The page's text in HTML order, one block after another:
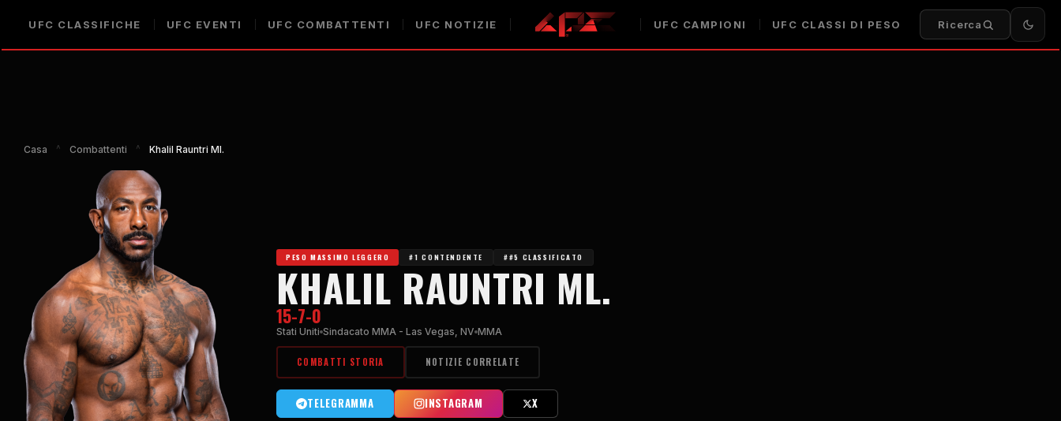
UFC CLASSIFICHE UFC EVENTI UFC COMBATTENTI UFC NOTIZIE UFC CAMPIONI UFC CLASSI DI PESO Ricerca
Casa ^ Combattenti ^ Khalil Rauntri Ml.
PESO MASSIMO LEGGERO #1 CONTENDENTE ##5 CLASSIFICATO
KHALIL RAUNTRI ML.
15-7-0
Stati Uniti Sindacato MMA - Las Vegas, NV MMA
COMBATTI STORIA NOTIZIE CORRELATE
TELEGRAMMA INSTAGRAM X